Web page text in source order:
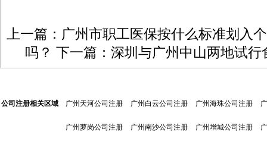
上一篇： 广州市职工医保按什么标准划入
吗？ 下一篇： 深圳与广州中山两地试
公司注册相关区域 广州天河公司注册 广州白云公司注册 广州海珠公司注册
广州萝岗公司注册 广州南沙公司注册 广州增城公司注册